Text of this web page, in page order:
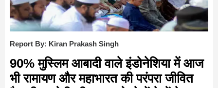
Report By: Kiran Prakash Singh
90% मुस्लिम आबादी वाले इंडोनेशिया में आज
भी रामायण और महाभारत की परंपरा जीवित